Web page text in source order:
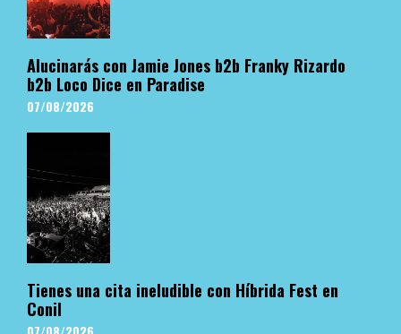
Alucinarás con Jamie Jones b2b Franky Rizardo
b2b Loco Dice en Paradise
07/08/2026
Tienes una cita ineludible con Híbrida Fest en
Conil